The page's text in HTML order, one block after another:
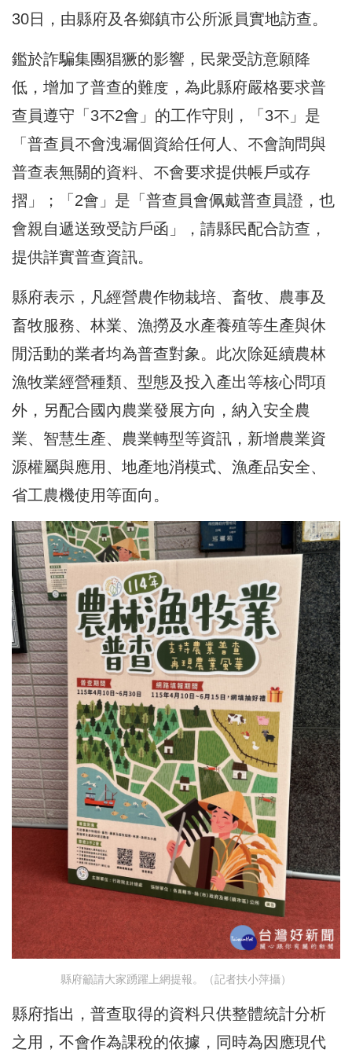
30日，由縣府及各鄉鎮市公所派員實地訪查。
鑑於詐騙集團猖獗的影響，民衆受訪意願降
低，增加了普查的難度，為此縣府嚴格要求普
查員遵守「3不2會」的工作守則，「3不」是
「普查員不會洩漏個資給任何人、不會詢問與
普查表無關的資料、不會要求提供帳戶或存
摺」；「2會」是「普查員會佩戴普查員證，也
會親自遞送致受訪戶函」，請縣民配合訪查，
提供詳實普查資訊。
縣府表示，凡經營農作物栽培、畜牧、農事及
畜牧服務、林業、漁撈及水產養殖等生產與休
閒活動的業者均為普查對象。此次除延續農林
漁牧業經營種類、型態及投入產出等核心問項
外，另配合國內農業發展方向，納入安全農
業、智慧生產、農業轉型等資訊，新增農業資
源權屬與應用、地產地消模式、漁產品安全、
省工農機使用等面向。
縣府籲請大家踴躍上網提報。（記者扶小萍攝）
縣府指出，普查取得的資料只供整體統計分析
之用，不會作為課稅的依據，同時為因應現代